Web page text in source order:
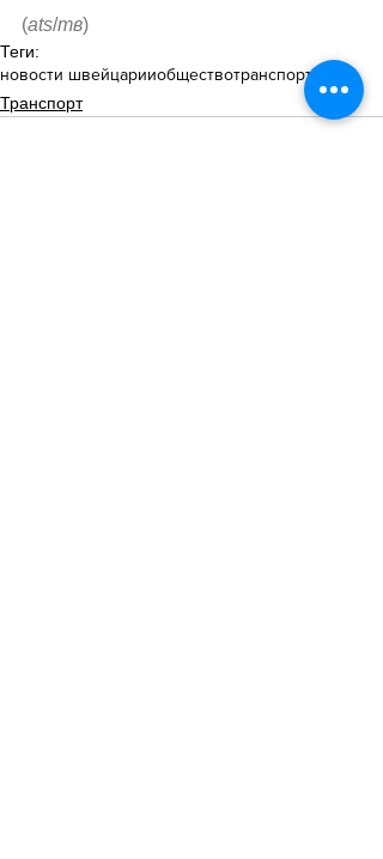
(ats/тв)
Теги:
новости швейцарииобществотранспорт
Транспорт